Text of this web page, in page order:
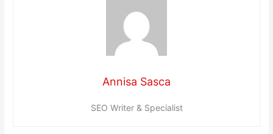
Annisa Sasca
SEO Writer & Specialist